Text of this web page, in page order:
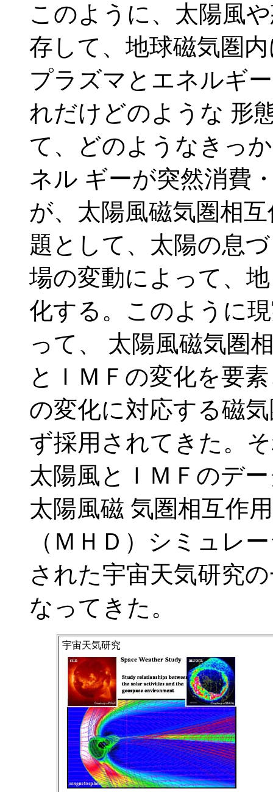
このように、太陽風
存して、地球磁気圏
プラズマとエネルギ
れだけどのような 形
て、どのようなきっ
ネル ギーが突然消費
が、太陽風磁気圏相
題として、太陽の息
場の変動によって、
化する。このように
って、 太陽風磁気圏
とＩＭＦの変化を要
の変化に対応する磁
ず採用されてきた。
太陽風とＩＭＦのデ
太陽風磁 気圏相互作
（ＭＨＤ）シミュレ
された宇宙天気研究
なってきた。
宇宙天気研究